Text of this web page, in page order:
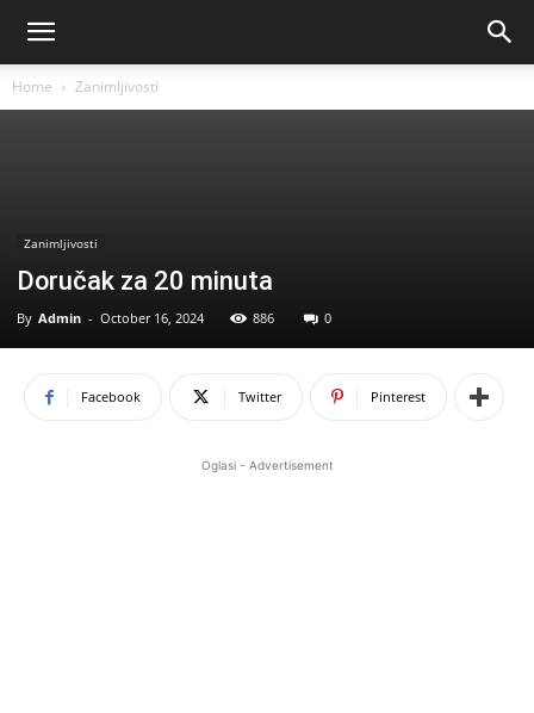
Home Zanimljivosti
Zanimljivosti
Doručak za 20 minuta
By Admin - October 16, 2024 886 0
Facebook Twitter Pinterest
Oglasi - Advertisement